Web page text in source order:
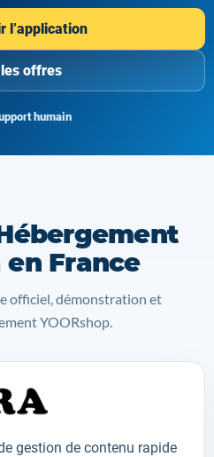
l’application
offres
humain
France
officiel, démonstration et
YOORshop.
gestion de contenu rapide